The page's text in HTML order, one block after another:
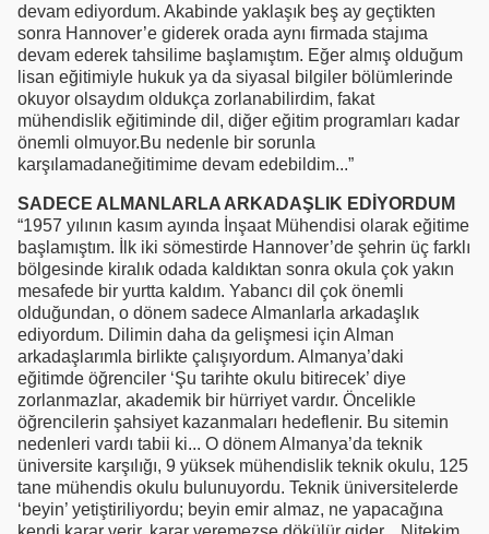
devam ediyordum. Akabinde yaklaşık beş ay geçtikten
sonra Hannover’e giderek orada aynı firmada stajıma
devam ederek tahsilime başlamıştım. Eğer almış olduğum
lisan eğitimiyle hukuk ya da siyasal bilgiler bölümlerinde
okuyor olsaydım oldukça zorlanabilirdim, fakat
mühendislik eğitiminde dil, diğer eğitim programları kadar
önemli olmuyor.Bu nedenle bir sorunla
karşılamadaneğitimime devam edebildim...”
SADECE ALMANLARLA ARKADAŞLIK EDİYORDUM
“1957 yılının kasım ayında İnşaat Mühendisi olarak eğitime
başlamıştım. İlk iki sömestirde Hannover’de şehrin üç farklı
bölgesinde kiralık odada kaldıktan sonra okula çok yakın
mesafede bir yurtta kaldım. Yabancı dil çok önemli
olduğundan, o dönem sadece Almanlarla arkadaşlık
ediyordum. Dilimin daha da gelişmesi için Alman
arkadaşlarımla birlikte çalışıyordum. Almanya’daki
eğitimde öğrenciler ‘Şu tarihte okulu bitirecek’ diye
zorlanmazlar, akademik bir hürriyet vardır. Öncelikle
öğrencilerin şahsiyet kazanmaları hedeflenir. Bu sitemin
nedenleri vardı tabii ki... O dönem Almanya’da teknik
üniversite karşılığı, 9 yüksek mühendislik teknik okulu, 125
tane mühendis okulu bulunuyordu. Teknik üniversitelerde
‘beyin’ yetiştiriliyordu; beyin emir almaz, ne yapacağına